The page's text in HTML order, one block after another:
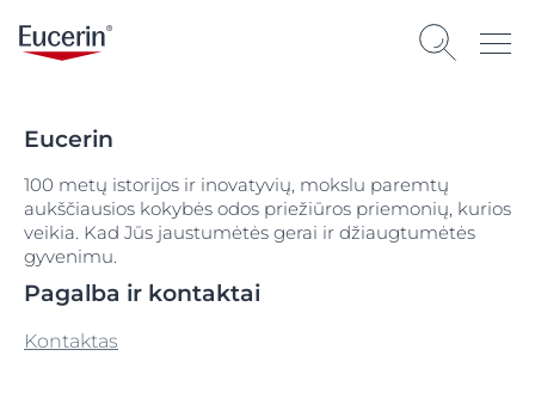
Eucerin
100 metų istorijos ir inovatyvių, mokslu paremtų
aukščiausios kokybės odos priežiūros priemonių, kurios
veikia. Kad Jūs jaustumėtės gerai ir džiaugtumėtės
gyvenimu.
Pagalba ir kontaktai
Kontaktas